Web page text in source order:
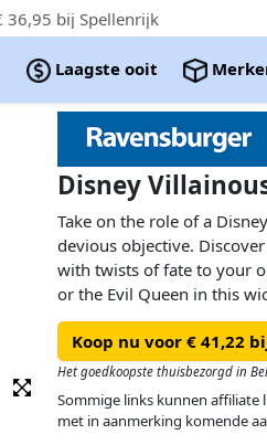
36,95 bij Spellenrijk
Laagste ooit
Disney
Take on the role of a
devious objective.
with twists of fate to your
or the Evil Queen in this
triumph in this epic
expansion pack is a stand
conjucntion with Disney
expansions.
Koop nu voor € 41,22
Het goedkoopste thuisbezorgd in
Sommige links kunnen affiliate
met in aanmerking komende